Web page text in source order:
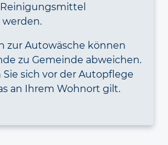
zur Autowäsche können
zu Gemeinde abweichen.
sich vor der Autopflege
an Ihrem Wohnort gilt.